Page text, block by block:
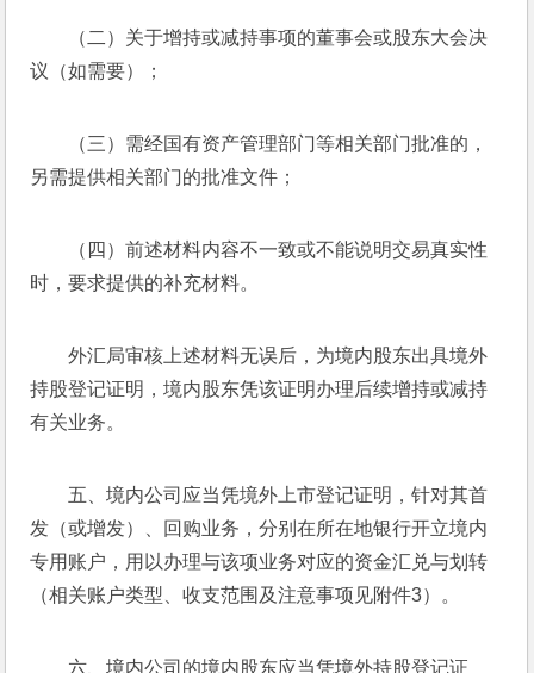
（二）关于增持或减持事项的董事会或股东大会决
议（如需要）；
（三）需经国有资产管理部门等相关部门批准的，
另需提供相关部门的批准文件；
（四）前述材料内容不一致或不能说明交易真实性
时，要求提供的补充材料。
外汇局审核上述材料无误后，为境内股东出具境外
持股登记证明，境内股东凭该证明办理后续增持或减持
有关业务。
五、境内公司应当凭境外上市登记证明，针对其首
发（或增发）、回购业务，分别在所在地银行开立境内
专用账户，用以办理与该项业务对应的资金汇兑与划转
（相关账户类型、收支范围及注意事项见附件3）。
六、境内公司的境内股东应当凭境外持股登记证